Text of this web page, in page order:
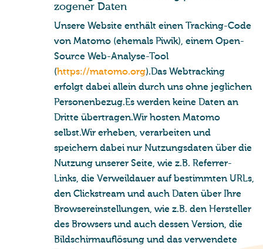
zo­ge­ner Daten
Unsere Website enthält einen Tracking-Code
von Matomo (ehemals Piwik), einem Open-
Source Web-Analyse-Tool
(https://matomo.org).Das Webtracking
erfolgt dabei allein durch uns ohne jeglichen
Personenbezug.Es werden keine Daten an
Dritte übertragen.Wir hosten Matomo
selbst.Wir erheben, verarbeiten und
speichern dabei nur Nutzungsdaten über die
Nutzung unserer Seite, wie z.B. Referrer-
Links, die Verweildauer auf bestimmten URLs,
den Clickstream und auch Daten über Ihre
Browsereinstellungen, wie z.B. den Hersteller
des Browsers und auch dessen Version, die
Bildschirmauflösung und das verwendete